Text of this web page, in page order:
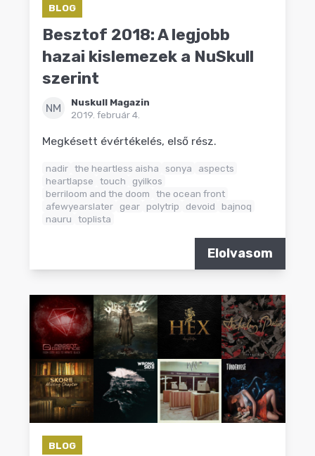
BLOG
Besztof 2018: A legjobb
hazai kislemezek a NuSkull
szerint
NM
Nuskull Magazin
2019. február 4.
Megkésett évértékelés, első rész.
nadir the heartless aisha sonya
aspects
heartlapse
touch
gyilkos
berriloom and the doom
the ocean front
afewyearslater
gear polytrip devoid
bajnoq
nauru
toplista
Elolvasom
BLOG